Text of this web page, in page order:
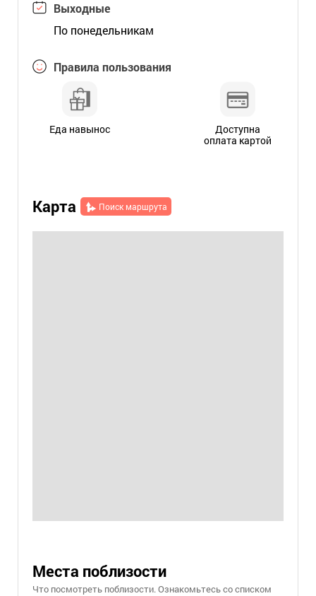
Выходные
По понедельникам
Правила пользования
Еда навынос
Доступна
оплата картой
Карта Поиск маршрута
Места поблизости
Что посмотреть поблизости. Ознакомьтесь со списком